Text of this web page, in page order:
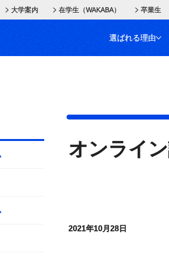
リーダーでご覧の方へ
大学案内 在学生（WAKABA） 卒業生
選ばれる理由
オンライ
2021年10月28日